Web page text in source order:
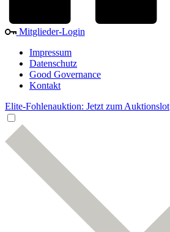
Mitglieder-Login
Impressum
Datenschutz
Good Governance
Kontakt
Elite-Fohlenauktion: Jetzt zum Auktionslot